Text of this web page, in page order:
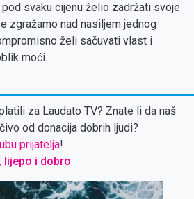
svaku cijenu želio zadržati svoje
zgražamo nad nasiljem jednog
želi sačuvati vlast i
moći.
za Laudato TV? Znate li da naš
od donacija dobrih ljudi?
prijatelja!
lijepo i dobro